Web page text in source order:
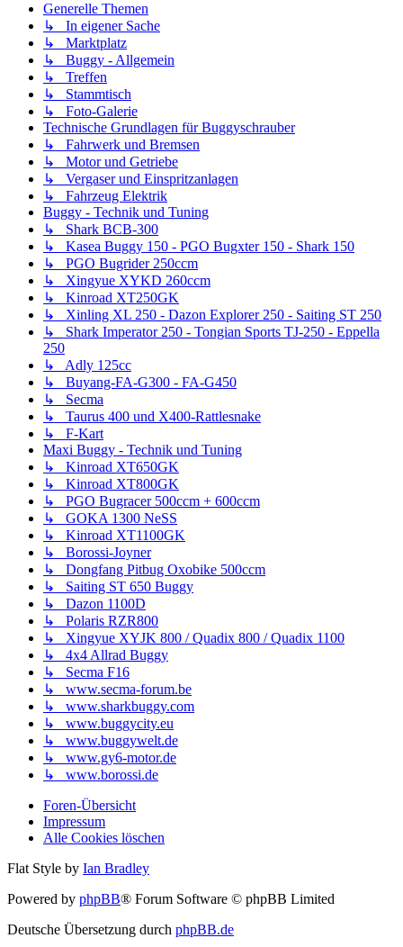
Generelle Themen
↳ In eigener Sache
↳ Marktplatz
↳ Buggy - Allgemein
↳ Treffen
↳ Stammtisch
↳ Foto-Galerie
Technische Grundlagen für Buggyschrauber
↳ Fahrwerk und Bremsen
↳ Motor und Getriebe
↳ Vergaser und Einspritzanlagen
↳ Fahrzeug Elektrik
Buggy - Technik und Tuning
↳ Shark BCB-300
↳ Kasea Buggy 150 - PGO Bugxter 150 - Shark 150
↳ PGO Bugrider 250ccm
↳ Xingyue XYKD 260ccm
↳ Kinroad XT250GK
↳ Xinling XL 250 - Dazon Explorer 250 - Saiting ST 250
↳ Shark Imperator 250 - Tongian Sports TJ-250 - Eppella
250
↳ Adly 125cc
↳ Buyang-FA-G300 - FA-G450
↳ Secma
↳ Taurus 400 und X400-Rattlesnake
↳ F-Kart
Maxi Buggy - Technik und Tuning
↳ Kinroad XT650GK
↳ Kinroad XT800GK
↳ PGO Bugracer 500ccm + 600ccm
↳ GOKA 1300 NeSS
↳ Kinroad XT1100GK
↳ Borossi-Joyner
↳ Dongfang Pitbug Oxobike 500ccm
↳ Saiting ST 650 Buggy
↳ Dazon 1100D
↳ Polaris RZR800
↳ Xingyue XYJK 800 / Quadix 800 / Quadix 1100
↳ 4x4 Allrad Buggy
↳ Secma F16
↳ www.secma-forum.be
↳ www.sharkbuggy.com
↳ www.buggycity.eu
↳ www.buggywelt.de
↳ www.gy6-motor.de
↳ www.borossi.de
Foren-Übersicht
Impressum
Alle Cookies löschen
Flat Style by Ian Bradley
Powered by phpBB® Forum Software © phpBB Limited
Deutsche Übersetzung durch phpBB.de